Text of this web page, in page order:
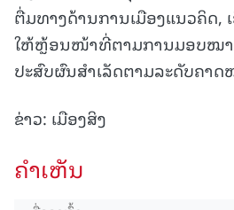
ຕື່ມທາງດ້ານການເມືອງແນວຄິດ,
ໃຫ້ຫຼ້ອນໜ້າທີ່ຕາມການມອບໝາ
ປະສົບຜົນສຳເລັດຕາມລະດັບຄາ
ຂ່າວ: ເມືອງສິງ
ຄໍາເຫັນ